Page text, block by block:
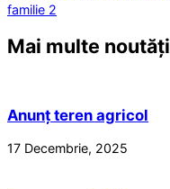
familie 2
Mai multe noutăți
Anunț teren agricol
17 Decembrie, 2025